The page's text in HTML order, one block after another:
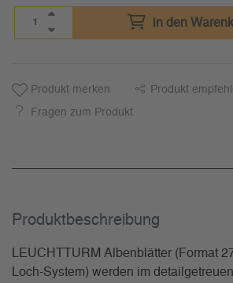
in den
Produkt merken Produkt
Fragen zum Produkt
Produkt­beschreibung
LEUCHTTURM Albenblätter (Format
Loch-System) werden im